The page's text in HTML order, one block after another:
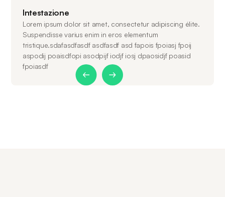
Intestazione
Lorem ipsum dolor sit amet, consectetur adipiscing élite.
Suspendisse varius enim in eros elementum
tristique.sdafasdfasdf asdfasdf asd fapois fpoiasj fpoij
aspodij poaisdfopi asodpijf iodjf iosj dpaosidjf poasid
fpoiasdf